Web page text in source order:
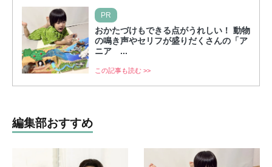
PR
おかたづけもできる点がうれしい！ 動物
の鳴き声やセリフが盛りだくさんの「ア
ニア ...
この記事も読む >>
編集部おすすめ